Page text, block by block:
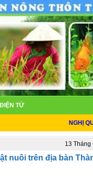
TỬ
NGHỊ
13 Tháng
nuôi trên địa bàn